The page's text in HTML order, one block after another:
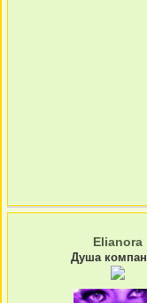
Elianora
Душа